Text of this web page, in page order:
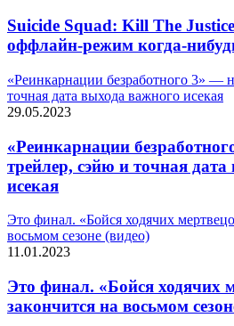
Suicide Squad: Kill The
оффлайн-режим когда-
«Реинкарнации безработного 3» —
точная дата выхода важного исекая
29.05.2023
«Реинкарнации
трейлер, сэйю и точная
исекая
Это финал. «Бойся ходячих
восьмом сезоне (видео)
11.01.2023
Это финал. «Бойся ходячих
закончится на восьмом